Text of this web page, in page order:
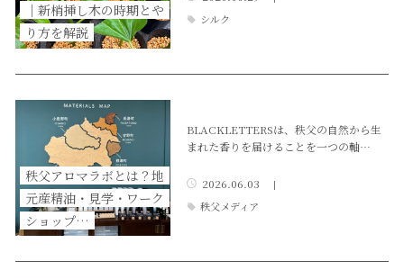
｜新梢挿し木の時期とや
り方を解説
シルク
秩父アロマラボとは？地
元産精油・見学・ワーク
ショップ…
BLACKLETTERSは、秩父の自然から生
まれた香りを届けることを一つの軸…
2026.06.03
秩父メディア